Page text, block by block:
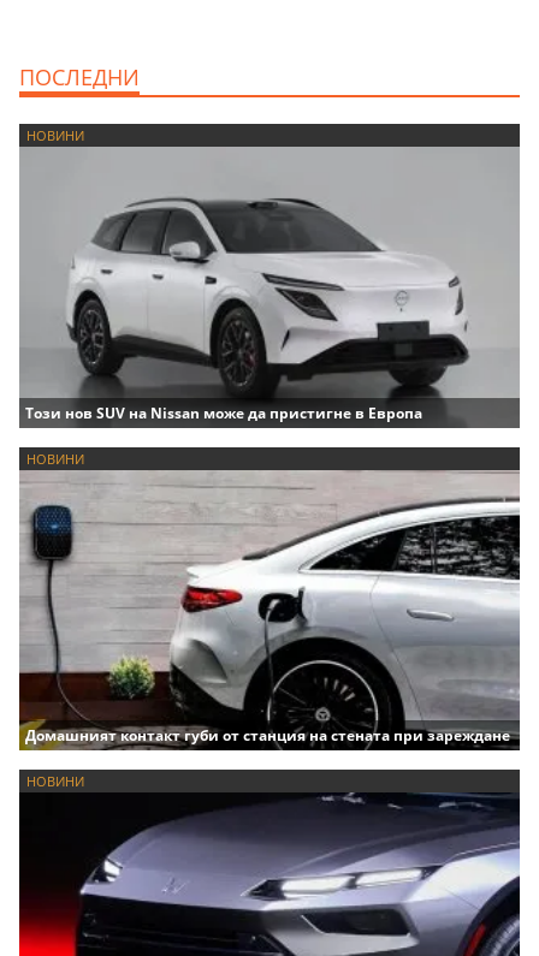
ПОСЛЕДНИ
НОВИНИ
Този нов SUV на Nissan може да пристигне в Европа
НОВИНИ
Домашният контакт губи от станция на стената при зареждане
НОВИНИ